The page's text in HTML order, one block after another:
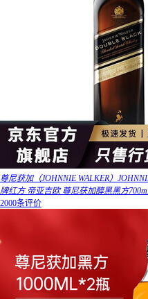
尊尼获加（JOHNNIE WALKER）
牌红方 帝亚吉欧 尊尼获加醇黑黑方
2000条评价